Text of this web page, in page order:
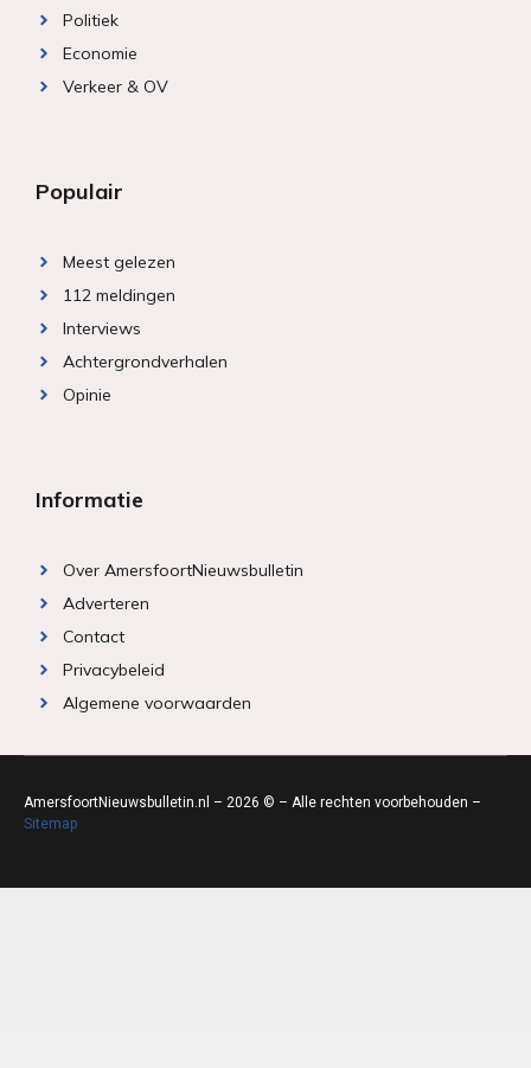
Politiek
Economie
Verkeer & OV
Populair
Meest gelezen
112 meldingen
Interviews
Achtergrondverhalen
Opinie
Informatie
Over AmersfoortNieuwsbulletin
Adverteren
Contact
Privacybeleid
Algemene voorwaarden
AmersfoortNieuwsbulletin.nl – 2026 © – Alle rechten voorbehouden –
Sitemap